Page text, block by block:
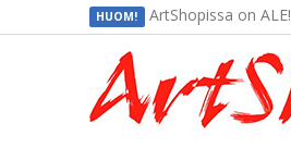
HUOM! ArtShopissa on ALE!